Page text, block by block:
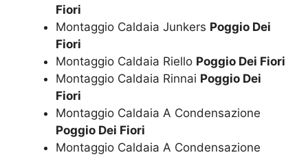
Fiori
Montaggio Caldaia Junkers Poggio Dei
Fiori
Montaggio Caldaia Riello Poggio Dei Fiori
Montaggio Caldaia Rinnai Poggio Dei
Fiori
Montaggio Caldaia A Condensazione
Poggio Dei Fiori
Montaggio Caldaia A Condensazione